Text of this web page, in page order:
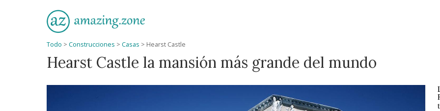
Todo > Construcciones > Casas > Hearst Castle
Hearst Castle la mansión más grande del mundo